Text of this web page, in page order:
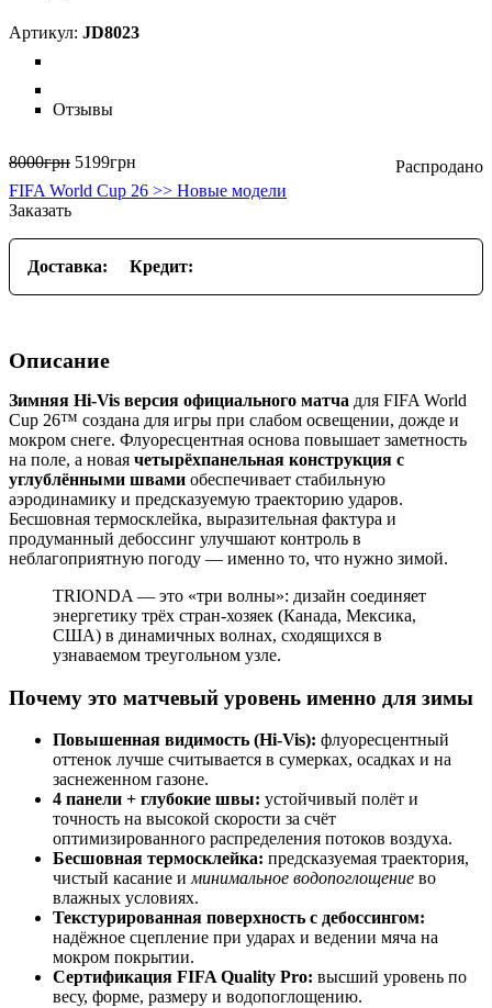
JD8023
Отзывы
8000грн 5199грн
FIFA World Cup 26 >> Новые модели
Заказать
Доставка: Кредит:
Описание
Зимняя Hi-Vis версия официального матча для FIFA World
Cup 26™ создана для игры при слабом освещении, дожде и
мокром снеге. Флуоресцентная основа повышает заметность
на поле, а новая четырёхпанельная конструкция с
углублёнными швами обеспечивает стабильную
аэродинамику и предсказуемую траекторию ударов.
Бесшовная термосклейка, выразительная фактура и
продуманный дебоссинг улучшают контроль в
неблагоприятную погоду — именно то, что нужно зимой.
TRIONDA — это «три волны»: дизайн соединяет
энергетику трёх стран-хозяек (Канада, Мексика,
США) в динамичных волнах, сходящихся в
узнаваемом треугольном узле.
Почему это матчевый уровень именно для зимы
Повышенная видимость (Hi-Vis): флуоресцентный
оттенок лучше считывается в сумерках, осадках и на
заснеженном газоне.
4 панели + глубокие швы: устойчивый полёт и
точность на высокой скорости за счёт
оптимизированного распределения потоков воздуха.
Бесшовная термосклейка: предсказуемая траектория,
чистый касание и минимальное водопоглощение во
влажных условиях.
Текстурированная поверхность с дебоссингом:
надёжное сцепление при ударах и ведении мяча на
мокром покрытии.
Сертификация FIFA Quality Pro: высший уровень по
весу, форме, размеру и водопоглощению.